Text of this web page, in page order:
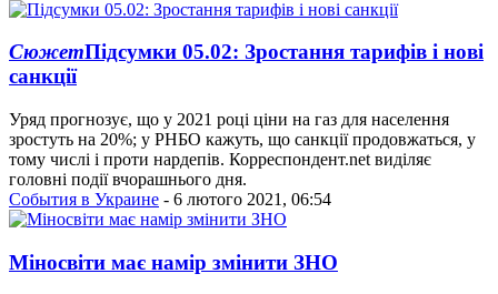
СюжетПідсумки 05.02: Зростання тарифів і нові
санкції
Уряд прогнозує, що у 2021 році ціни на газ для населення
зростуть на 20%; у РНБО кажуть, що санкції продовжаться, у
тому числі і проти нардепів. Корреспондент.net виділяє
головні події вчорашнього дня.
События в Украине - 6 лютого 2021, 06:54
Міносвіти має намір змінити ЗНО